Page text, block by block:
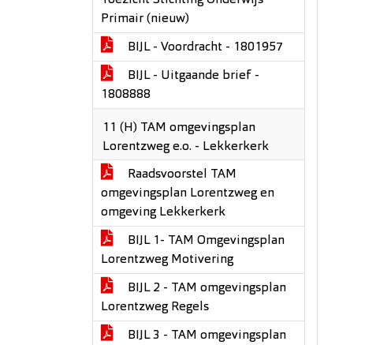
Primair (nieuw)
BIJL - Voordracht - 1801957
BIJL - Uitgaande brief -
1808888
11 (H) TAM omgevingsplan
Lorentzweg e.o. - Lekkerkerk
Raadsvoorstel TAM
omgevingsplan Lorentzweg en
omgeving Lekkerkerk
BIJL 1- TAM Omgevingsplan
Lorentzweg Motivering
BIJL 2 - TAM omgevingsplan
Lorentzweg Regels
BIJL 3 - TAM omgevingsplan